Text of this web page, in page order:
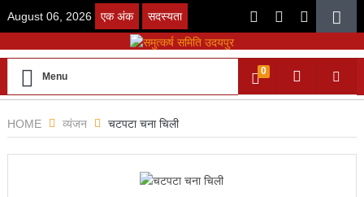
August 06, 2026 एक अंक सदस्यता
Menu 0
HOME व्यंजन चटपटा चना चिली